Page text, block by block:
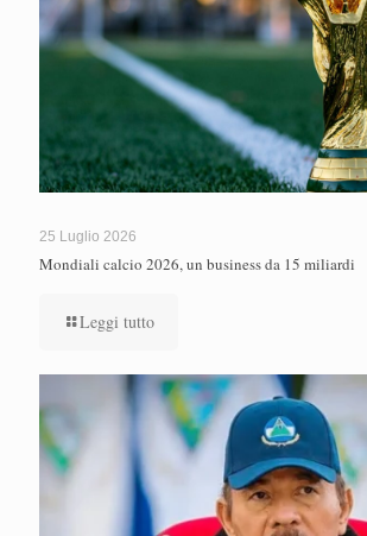
25 Luglio 2026
Mondiali calcio 2026, un business da 15 miliardi
Leggi tutto